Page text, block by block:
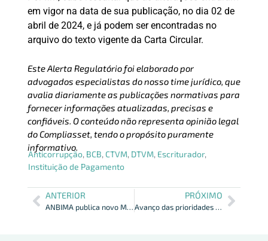
em vigor na data de sua publicação, no dia 02 de
abril de 2024, e já podem ser encontradas no
arquivo do texto vigente da Carta Circular.
Este Alerta Regulatório foi elaborado por
advogados especialistas do nosso time jurídico, que
avalia diariamente as publicações normativas para
fornecer informações atualizadas, precisas e
confiáveis. O conteúdo não representa opinião legal
do Compliasset, tendo o propósito puramente
informativo.
Anticorrupção, BCB, CTVM, DTVM, Escriturador,
Instituição de Pagamento
ANTERIOR
ANBIMA publica novo Manual de Registro de Ofertas Públicas
PRÓXIMO
Avanço das prioridades da ANBIMA no 1º tri de 2024